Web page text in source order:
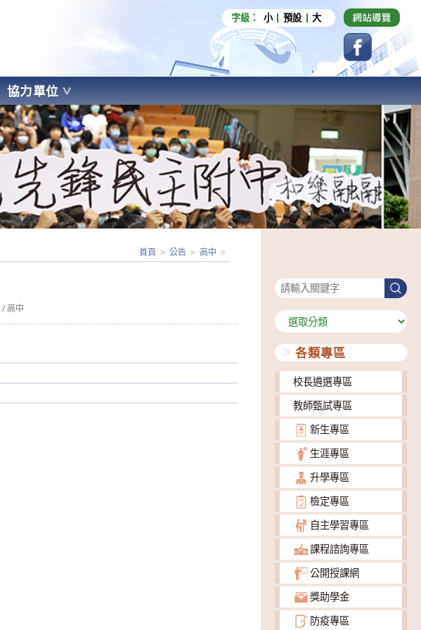
字級： 小 預設 大
協力單位
首頁 > 公告 > 高中 >
/ 高中
搜
尋
分
類
各類專區
校長遴選專區
教師甄試專區
新生專區
生涯專區
升學專區
檢定專區
自主學習專區
課程諮詢專區
公開授課網
獎助學金
防疫專區